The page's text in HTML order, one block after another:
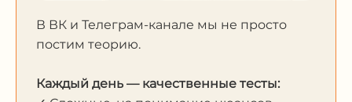
В ВК и Телеграм-канале мы не просто
постим теорию.
Каждый день — качественные тесты: